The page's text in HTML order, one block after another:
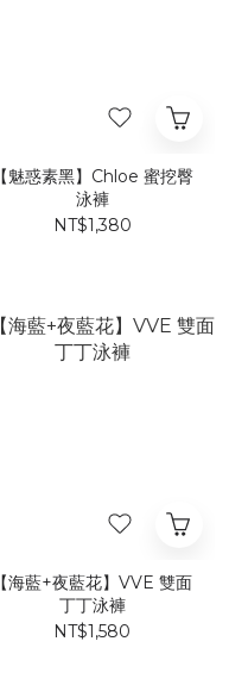
【魅惑素黑】Chloe 蜜挖臀
泳褲
NT$1,380
【海藍+夜藍花】VVE 雙面
丁丁泳褲
NT$1,580